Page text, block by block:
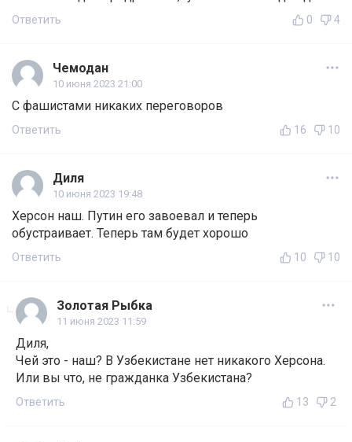
Ответить 0 4
Чемодан
10 июня 2023 21:00
С фашистами никаких переговоров
Ответить 16 10
Диля
10 июня 2023 19:48
Херсон наш. Путин его завоевал и теперь
обустраивает. Теперь там будет хорошо
Ответить 10 10
Золотая Рыбка
11 июня 2023 11:59
Диля,
Чей это - наш? В Узбекистане нет никакого Херсона.
Или вы что, не гражданка Узбекистана?
Ответить 13 2